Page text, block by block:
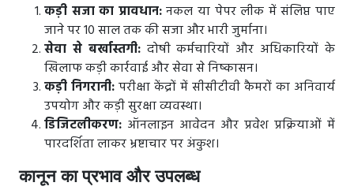
कड़ी सजा का प्रावधान:नकल या पेपर लीक में संलिप्त पाए
जाने पर 10 साल तक की सजा और भारी जुर्माना।
सेवा से बर्खास्तगी:दोषी कर्मचारियों और अधिकारियों के
खिलाफ कड़ी कार्रवाई और सेवा से निष्कासन।
कड़ी निगरानी:परीक्षा केंद्रों में सीसीटीवी कैमरों का अनिवार्य
उपयोग और कड़ी सुरक्षा व्यवस्था।
डिजिटलीकरण: ऑनलाइन आवेदन और प्रवेश प्रक्रियाओं में
पारदर्शिता लाकर भ्रष्टाचार पर अंकुश।
कानून का प्रभाव और उपलब्ध